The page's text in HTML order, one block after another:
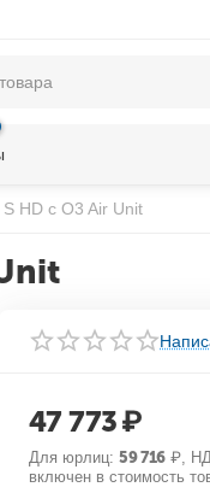
HD с O3 Air Unit
47 773₽
Для юрлиц: 59 716 ₽,
включен в стоимость